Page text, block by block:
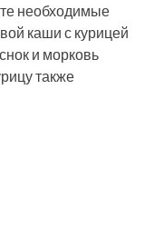
необходимые
каши с курицей
и морковь
также